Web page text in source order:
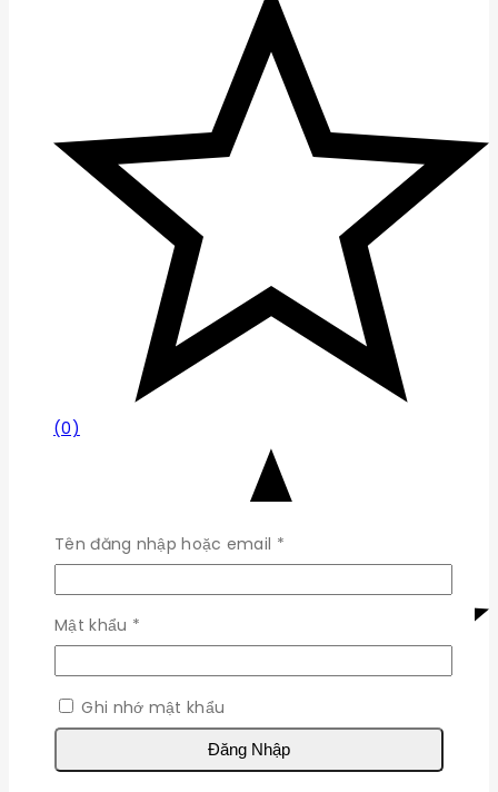
(0)
Tên đăng nhập hoặc email *Bắt
buộc
Mật khẩu *
buộc
Ghi nhớ mật khẩu
Đăng Nhập